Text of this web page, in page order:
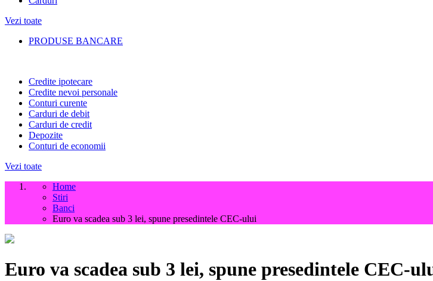
Vezi toate
PRODUSE BANCARE
Credite ipotecare
Credite nevoi personale
Conturi curente
Carduri de debit
Carduri de credit
Depozite
Conturi de economii
Vezi toate
Home
Stiri
Banci
Euro va scadea sub 3 lei, spune presedintele CEC-ului
Euro va scadea sub 3 lei, spune presedintele CEC-